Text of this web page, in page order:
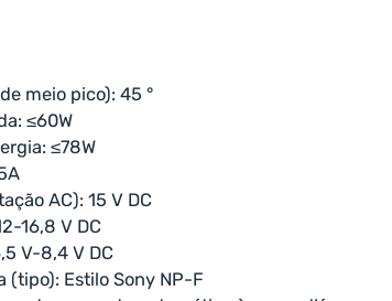
meio pico): 45 °
≤60W
≤78W
AC): 15 V DC
16,8 V DC
V-8,4 V DC
(tipo): Estilo Sony NP-F